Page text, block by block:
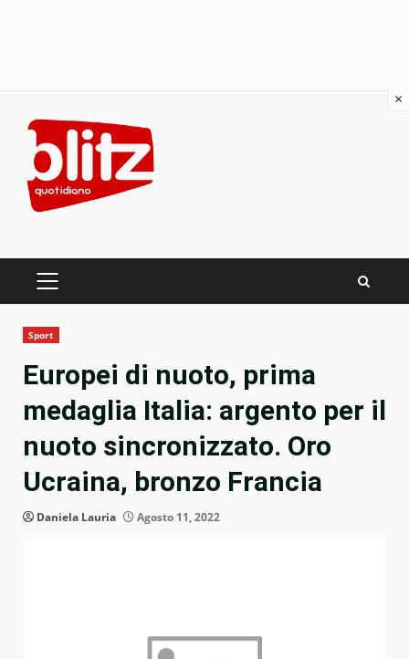
content
PRIMARY
Sport
Europei di nuoto, prima
medaglia Italia: argento per il
nuoto sincronizzato. Oro
Ucraina, bronzo Francia
Daniela Lauria Agosto 11, 2022
×